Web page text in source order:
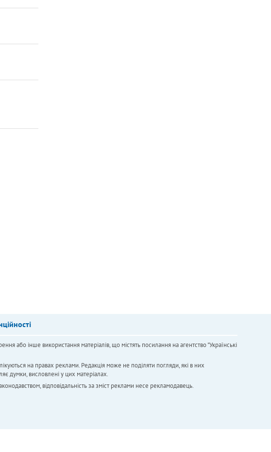
або інше використання матеріалів, що містять посилання на агентство "Українськi
на правах реклами. Редакція може не поділяти погляди, які в них
думки, висловлені у цих матеріалах.
відповідальність за зміст реклами несе рекламодавець.